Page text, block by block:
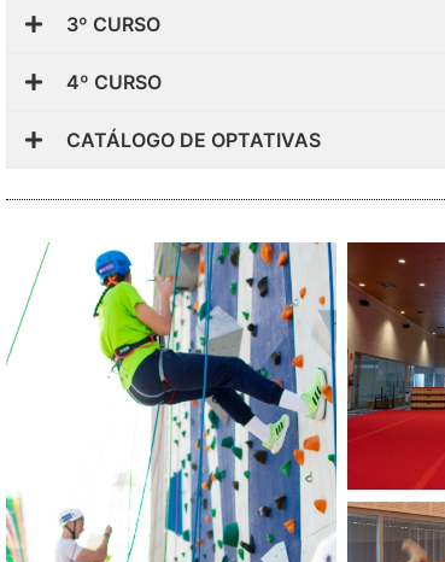
3º CURSO
4º CURSO
CATÁLOGO DE OPTATIVAS